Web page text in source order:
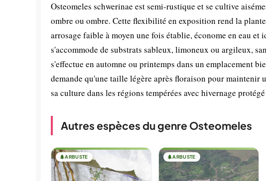
Osteomeles schwerinae est semi-rustique et se cultive
ombre ou ombre. Cette flexibilité en exposition rend la
arrosage faible à moyen une fois établie, économe en eau
s'accommode de substrats sableux, limoneux ou argileux,
s'effectue en automne ou printemps dans un emplacement
demande qu'une taille légère après floraison pour
sa culture dans les régions tempérées avec hivernage
Autres espèces du genre Osteomeles
🌲ARBUSTE 🌲ARBUSTE